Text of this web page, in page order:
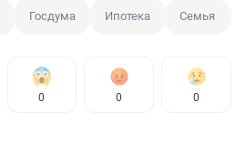
Госдума Ипотека Семья
0 0 0